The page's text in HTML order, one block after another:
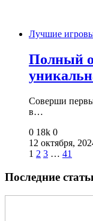
Лучшие
Полный
Соверши
в…
0 18k 0
12 октября,
1 2 3 … 41
Последние